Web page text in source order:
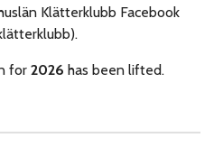
Klätterklubb Facebook
for2026has been lifted.